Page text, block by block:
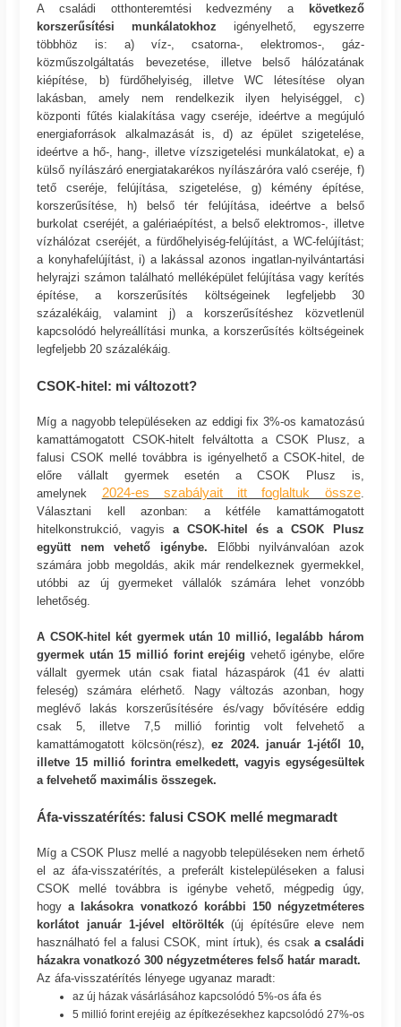
A családi otthonteremtési kedvezmény a
következő
korszerűsítési munkálatokhoz
igényelhető, egyszerre
többhöz is: a) víz-, csatorna-, elektromos-, gáz-
közműszolgáltatás bevezetése, illetve belső hálózatának
kiépítése, b) fürdőhelyiség, illetve WC létesítése olyan
lakásban, amely nem rendelkezik ilyen helyiséggel, c)
központi fűtés kialakítása vagy cseréje, ideértve a megújuló
energiaforrások alkalmazását is, d) az épület szigetelése,
ideértve a hő-, hang-, illetve vízszigetelési munkálatokat, e) a
külső nyílászáró energiatakarékos nyílászáróra való cseréje, f)
tető cseréje, felújítása, szigetelése, g) kémény építése,
korszerűsítése, h) belső tér felújítása, ideértve a belső
burkolat cseréjét, a galériaépítést, a belső elektromos-, illetve
vízhálózat cseréjét, a fürdőhelyiség-felújítást, a WC-felújítást;
a konyhafelújítást, i) a lakással azonos ingatlan-nyilvántartási
helyrajzi számon található melléképület felújítása vagy kerítés
építése, a korszerűsítés költségeinek legfeljebb 30
százalékáig, valamint j) a korszerűsítéshez közvetlenül
kapcsolódó helyreállítási munka, a korszerűsítés költségeinek
legfeljebb 20 százalékáig.
CSOK-hitel: mi változott?
Míg a nagyobb településeken az eddigi fix 3%-os kamatozású
kamattámogatott CSOK-hitelt felváltotta a CSOK Plusz, a
falusi CSOK mellé továbbra is igényelhető a CSOK-hitel, de
előre vállalt gyermek esetén a CSOK Plusz is,
amelynek
2024-es szabályait itt foglaltuk össze.
Választani kell azonban: a kétféle kamattámogatott
hitelkonstrukció, vagyis
a CSOK-hitel és a CSOK Plusz
együtt nem vehető igénybe.
Előbbi nyilvánvalóan azok
számára jobb megoldás, akik már rendelkeznek gyermekkel,
utóbbi az új gyermeket vállalók számára lehet vonzóbb
lehetőség.
A CSOK-hitel két gyermek után 10 millió, legalább három
gyermek után 15 millió forint erejéig vehető igénybe, előre
vállalt gyermek után csak fiatal házaspárok (41 év alatti
feleség) számára elérhető. Nagy változás azonban, hogy
meglévő lakás korszerűsítésére és/vagy bővítésére eddig
csak 5, illetve 7,5 millió forintig volt felvehető a
kamattámogatott kölcsön(rész),
ez 2024. január 1-jétől 10,
illetve 15 millió forintra emelkedett, vagyis egységesültek
a felvehető maximális összegek.
Áfa-visszatérítés: falusi CSOK mellé megmaradt
Míg a CSOK Plusz mellé a nagyobb településeken nem érhető
el az áfa-visszatérítés, a preferált kistelepüléseken a falusi
CSOK mellé továbbra is igénybe vehető, mégpedig úgy,
hogy a lakásokra vonatkozó korábbi 150 négyzetméteres
korlátot január 1-jével eltörölték (új építésűre eleve nem
használható fel a falusi CSOK, mint írtuk), és csak a családi
házakra vonatkozó 300 négyzetméteres felső határ maradt.
Az áfa-visszatérítés lényege ugyanaz maradt:
az új házak vásárlásához kapcsolódó 5%-os áfa és
5 millió forint erejéig az építkezésekhez kapcsolódó 27%-os